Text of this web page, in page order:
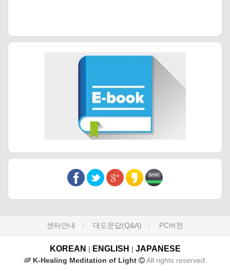
센터안내 대도문답(Q&A) PC버전
KOREAN | ENGLISH | JAPANESE
K-Healing Meditation of Light All rights reserved.